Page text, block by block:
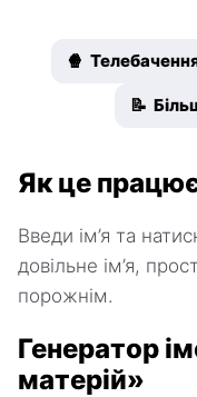
🍿
📝
Як це
Введи ім’я та
довільне ім’я,
порожнім.
Генератор
матерій»